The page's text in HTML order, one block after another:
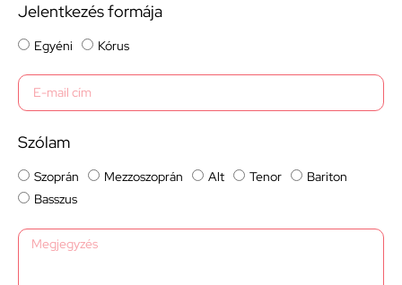
Jelentkezés formája
Egyéni Kórus
Szólam
Szoprán Mezzoszoprán Alt Tenor
Bariton
Basszus